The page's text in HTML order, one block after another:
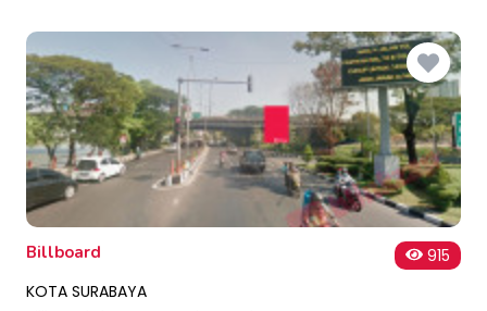
Billboard
915
KOTA SURABAYA